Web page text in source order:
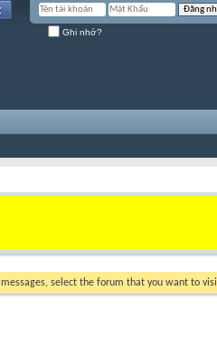
Ghi nhớ?
select the forum that you want to